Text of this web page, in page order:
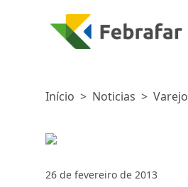
Início > Noticias > Varejo
26 de fevereiro de 2013